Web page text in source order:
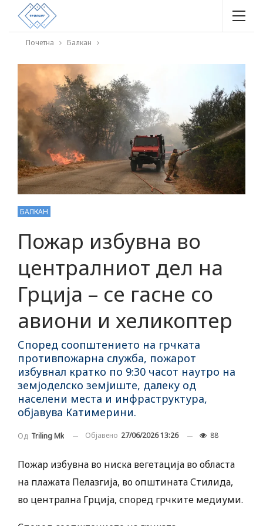
Почетна Балкан
БАЛКАН
Пожар избувна во
централниот дел на
Грција – се гасне со
авиони и хеликоптер
Според соопштението на грчката
противпожарна служба, пожарот
избувнал кратко по 9:30 часот наутро на
земјоделско земјиште, далеку од
населени места и инфраструктура,
објавува Катимерини.
Од Triling Mk Објавено 27/06/2026 13:26 88
Пожар избувна во ниска вегетација во областа
на плажата Пелазгија, во општината Стилида,
во централна Грција, според грчките медиуми.